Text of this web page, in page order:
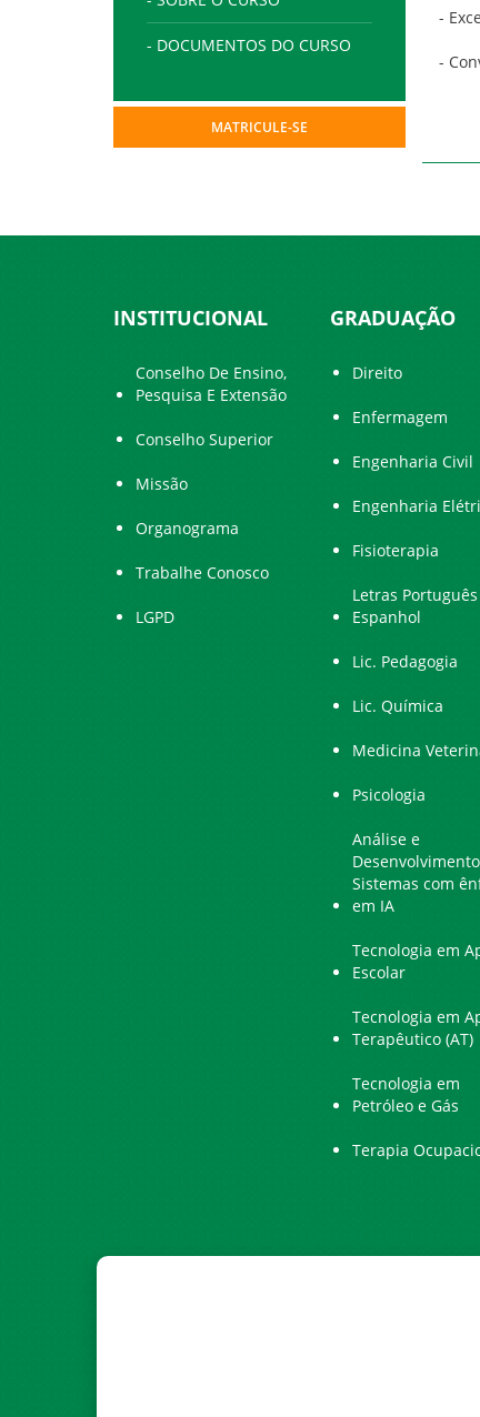
- DOCUMENTOS DO CURSO
MATRICULE-SE
-
-
INSTITUCIONAL
Conselho De Ensino,
Pesquisa E Extensão
Conselho Superior
Missão
Organograma
Trabalhe Conosco
LGPD
GRADUAÇÃO
Direito
Enfermagem
Engenharia Civil
Engenharia
Fisioterapia
Letras
Espanhol
Lic. Pedagogia
Lic. Química
Medicina
Psicologia
Análise e
Sistemas com
em IA
Tecnologia em
Escolar
Tecnologia em
Terapêutico (AT)
Tecnologia em
Petróleo e Gás
Terapia